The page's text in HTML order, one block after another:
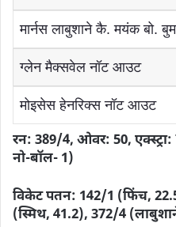
मार्नस लाबुशाने कै. मयंक बो.
ग्लेन मैक्सवेल नॉट आउट
मोइसेस हेनरिक्स नॉट आउट
रन: 389/4, ओवर: 50,
नो-बॉल- 1)
विकेट पतन: 142/1 (फिंच,
(स्मिथ, 41.2), 372/4